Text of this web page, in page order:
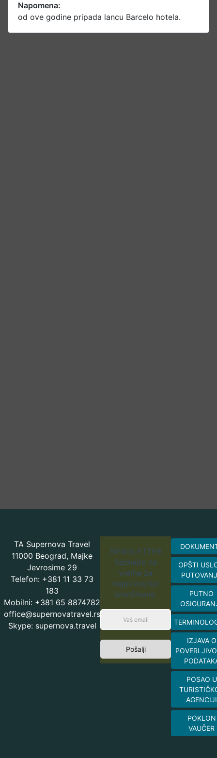
Napomena:
od ove godine pripada lancu Barcelo hotela.
TA Supernova Travel
11000 Beograd, Majke
Jevrosime 29
Telefon: +381 11 33 73
183
Mobilni: +381 65 8874782
office@supernovatravel.rs
Skype: supernova.travel
NEWSLETTER
Saznajte na
vreme za
najpovoljnije
aranžmane.
Pošalji
OPŠTI
PUTNO
IZJAVA O
POSAO U
AGENCIJI
POKLON
VAUČER